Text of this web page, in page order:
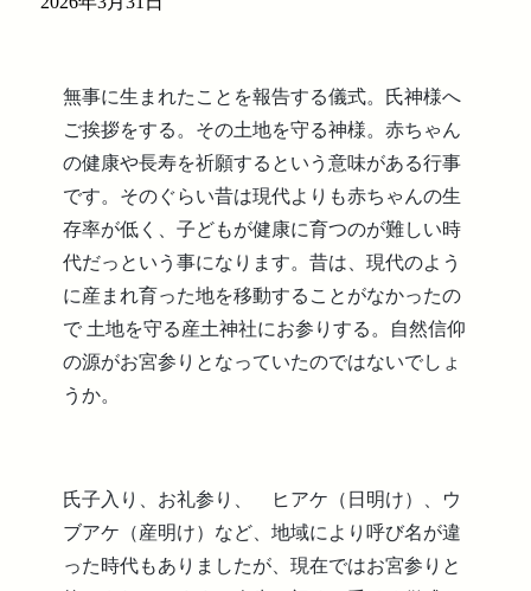
無事に生まれたことを報告する儀式。氏神様へ
ご挨拶をする。その土地を守る神様。赤ちゃん
の健康や長寿を祈願するという意味がある行事
です。そのぐらい昔は現代よりも赤ちゃんの生
存率が低く、子どもが健康に育つのが難しい時
代だっという事になります。昔は、現代のよう
に産まれ育った地を移動することがなかったの
で 土地を守る産土神社にお参りする。自然信仰
の源がお宮参りとなっていたのではないでしょ
うか。
氏子入り、お礼参り、 ヒアケ（日明け）、ウ
ブアケ（産明け）など、地域により呼び名が違
った時代もありましたが、現在ではお宮参りと